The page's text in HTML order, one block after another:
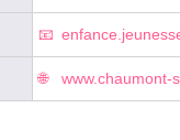
www.chaumont-